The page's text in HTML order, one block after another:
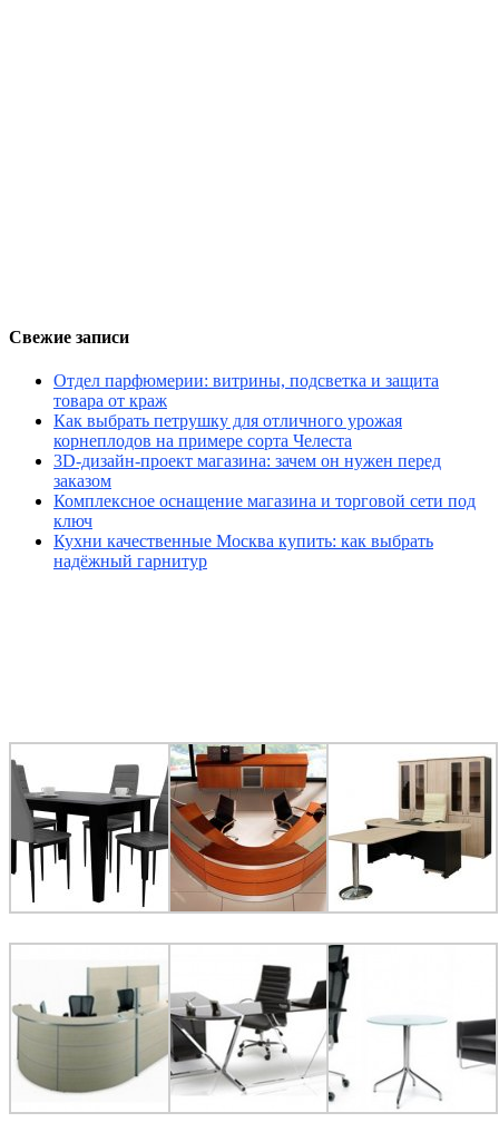
Свежие записи
Отдел парфюмерии: витрины, подсветка и защита
товара от краж
Как выбрать петрушку для отличного урожая
корнеплодов на примере сорта Челеста
3D-дизайн-проект магазина: зачем он нужен перед
заказом
Комплексное оснащение магазина и торговой сети под
ключ
Кухни качественные Москва купить: как выбрать
надёжный гарнитур